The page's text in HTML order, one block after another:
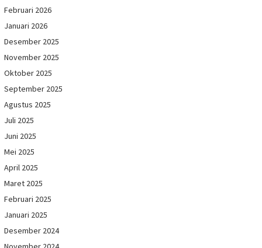
Februari 2026
Januari 2026
Desember 2025
November 2025
Oktober 2025
September 2025
Agustus 2025
Juli 2025
Juni 2025
Mei 2025
April 2025
Maret 2025
Februari 2025
Januari 2025
Desember 2024